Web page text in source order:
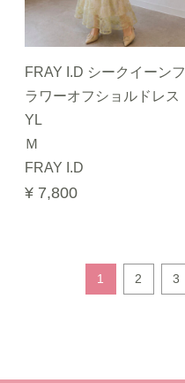
FRAY I.D シークイーンフ
ラワーオフショルドレス
YL
Ｍ
FRAY I.D
¥ 7,800
1 2 3